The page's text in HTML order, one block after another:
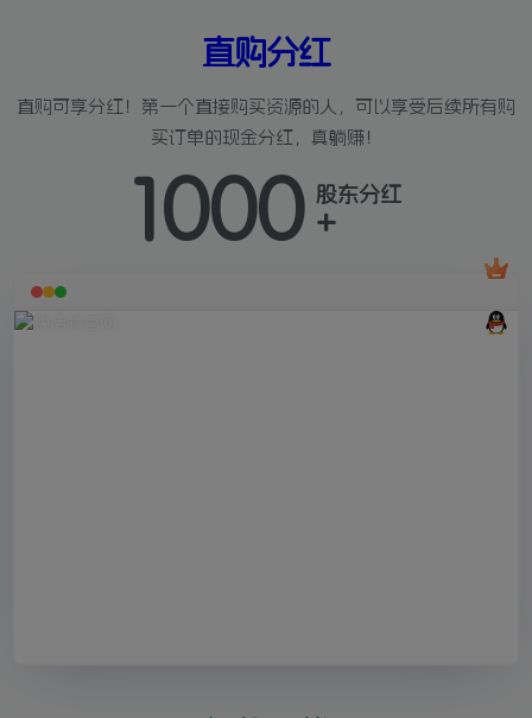
直购分红
直购可享分红！第一个直接购买资源的人，可以享受后续所有购
买订单的现金分红，真躺赚！
1000 股东分红
+